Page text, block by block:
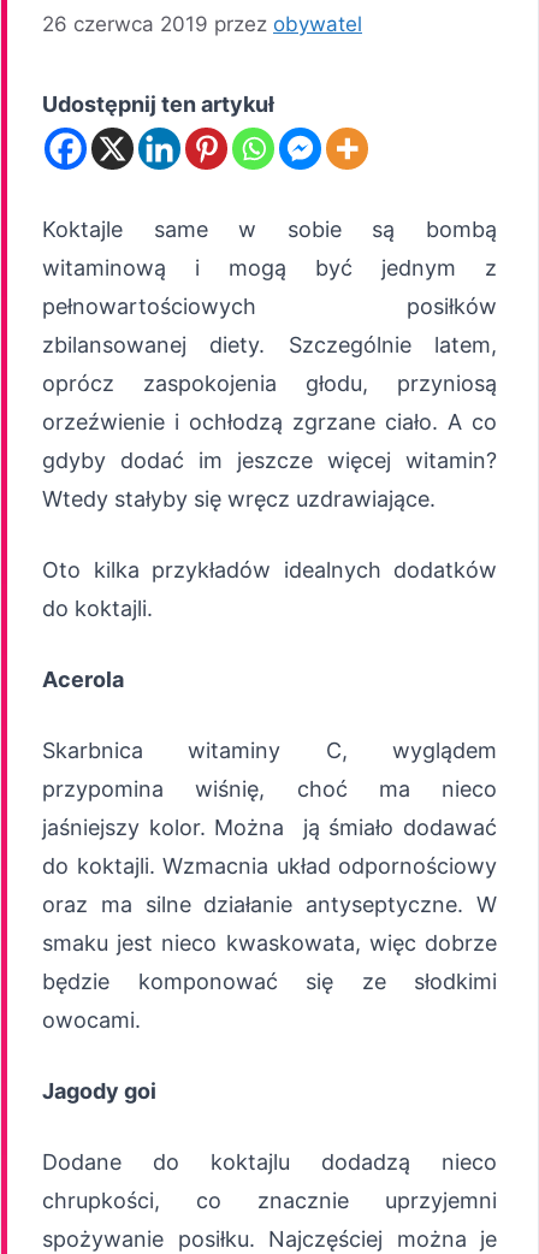
26 czerwca 2019 przez obywatel
Udostępnij ten artykuł
Koktajle same w sobie są bombą
witaminową i mogą być jednym z
pełnowartościowych posiłków
zbilansowanej diety. Szczególnie latem,
oprócz zaspokojenia głodu, przyniosą
orzeźwienie i ochłodzą zgrzane ciało. A co
gdyby dodać im jeszcze więcej witamin?
Wtedy stałyby się wręcz uzdrawiające.
Oto kilka przykładów idealnych dodatków
do koktajli.
Acerola
Skarbnica witaminy C, wyglądem
przypomina wiśnię, choć ma nieco
jaśniejszy kolor. Można ją śmiało dodawać
do koktajli. Wzmacnia układ odpornościowy
oraz ma silne działanie antyseptyczne. W
smaku jest nieco kwaskowata, więc dobrze
będzie komponować się ze słodkimi
owocami.
Jagody goi
Dodane do koktajlu dodadzą nieco
chrupkości, co znacznie uprzyjemni
spożywanie posiłku. Najczęściej można je